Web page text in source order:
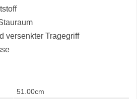
versenkter Tragegriff
51.00cm